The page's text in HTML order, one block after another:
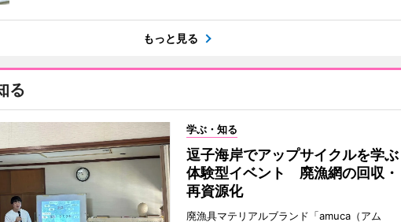
もっと見る
る
学ぶ・知る
逗子海岸でアップサイクルを学ぶ
体験型イベント 廃漁網の回収・
再資源化
廃漁具マテリアルブランド「amuca（アム